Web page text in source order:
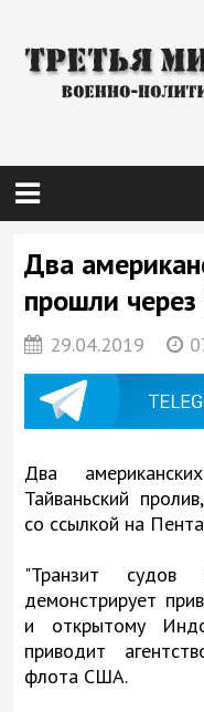
Два
прошли через
29.04.2019
Два
Тайваньский
со ссылкой на
"Транзит судов
демонстрирует
и открытому
приводит
флота США.